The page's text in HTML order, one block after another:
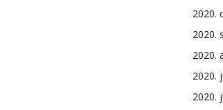
2020.
2020.
2020.
2020.
2020.